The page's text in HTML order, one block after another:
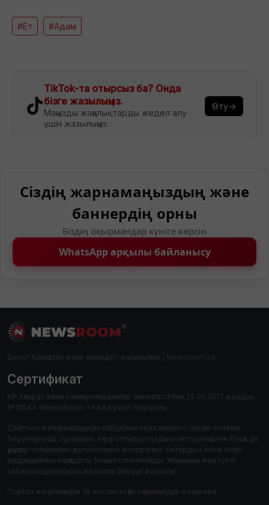
#Ет #Адам
TikTok-та отырсыз ба? Онда
бізге жазылыңыз.
Маңызды жаңалықтарды жедел алу
үшін жазылыңыз.
Өту→
Сіздің жарнамаңыздың және
баннердің орны
Біздің оқырмандар күніге көрсін
WhatsApp арқылы байланысу
Бүгінгі Қазақстан және әлемдегі жаңалықтар | Newsroom.kz
Сертификат
ҚР Ақпарат және коммуникациялар министрлігінің 25.05.2017 жылдан
№16544 «NewsRoom +» АА Куәлігі берілген.
Сайттағы материалдарды пайдаланғанда міндетті түрде сілтеме
берулеріңізді сұраймыз. Ақпараттық порталдағы авторлық және басқа да
құқықтар толығымен қорғалатынын ескертеміз. Автордың жеке пікірі
редакцияның көзқарасы болып саналмайды. Жарнама мен түрлі
хабарландыруларға жарнама беруші жауапты.
Портал жаңалықтары 18 жастан асқан оқырмандар назарына.